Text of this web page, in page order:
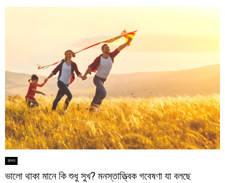
যাপন
ভালো থাকা মানে কি শুধু সুখ? মনস্তাত্ত্বিক গবেষণা যা বলছে